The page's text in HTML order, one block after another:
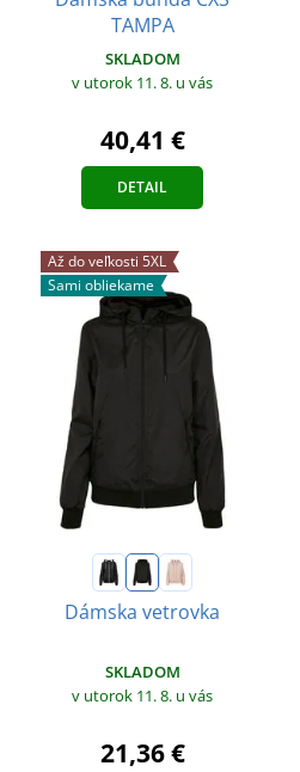
TAMPA
SKLADOM
v utorok 11. 8. u vás
40,41 €
DETAIL
Až do veľkosti 5XL
Sami obliekame
Dámska vetrovka
SKLADOM
v utorok 11. 8. u vás
21,36 €